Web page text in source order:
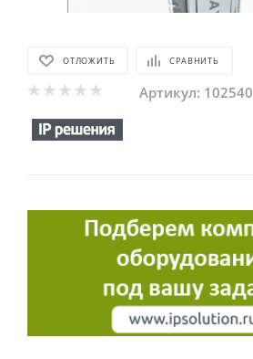
ОТЛОЖИТЬ СРАВНИТЬ
Артикул: 102540